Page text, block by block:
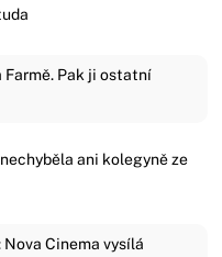
Farmě. Pak ji ostatní
ani kolegyně ze
Cinema vysílá